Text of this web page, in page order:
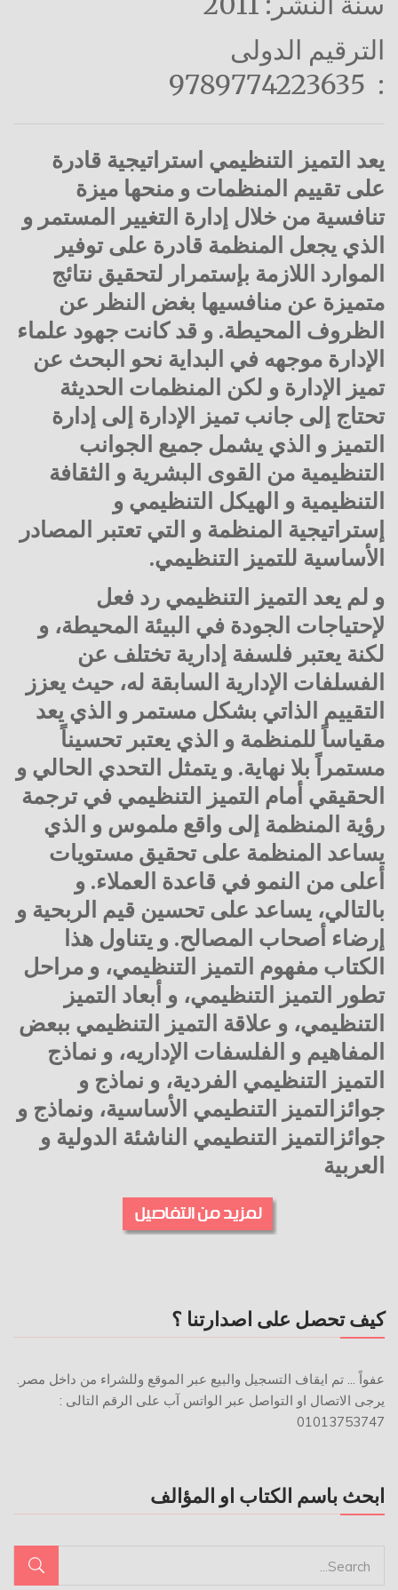
كيف تحصل على اصدارتنا ؟
عفواً ... تم ايقاف التسجيل والبيع عبر الموقع وللشراء من داخل مصر.
يرجى الاتصال او التواصل عبر الواتس آب على الرقم التالى :
01013753747
ابحث باسم الكتاب او المؤالف
الترقيم الدولى
: 9789774223635
يعد التميز التنظيمي استراتيجية قادرة
على تقييم المنظمات و منحها ميزة
تنافسية من خلال إدارة التغيير المستمر و
الذي يجعل المنظمة قادرة على توفير
الموارد اللازمة بإستمرار لتحقيق نتائج
متميزة عن منافسيها بغض النظر عن
الظروف المحيطة. و قد كانت جهود علماء
الإدارة موجهه في البداية نحو البحث عن
تميز الإدارة و لكن المنظمات الحديثة
تحتاج إلى جانب تميز الإدارة إلى إدارة
التميز و الذي يشمل جميع الجوانب
التنظيمية من القوى البشرية و الثقافة
التنظيمية و الهيكل التنظيمي و
إستراتيجية المنظمة و التي تعتبر المصادر
الأساسية للتميز التنظيمي.
و لم يعد التميز التنظيمي رد فعل
لإحتياجات الجودة في البيئة المحيطة، و
لكنة يعتبر فلسفة إدارية تختلف عن
الفسلفات الإدارية السابقة له، حيث يعزز
التقييم الذاتي بشكل مستمر و الذي يعد
مقياساً للمنظمة و الذي يعتبر تحسيناً
مستمراً بلا نهاية. و يتمثل التحدي الحالي و
الحقيقي أمام التميز التنظيمي في ترجمة
رؤية المنظمة إلى واقع ملموس و الذي
يساعد المنظمة على تحقيق مستويات
أعلى من النمو في قاعدة العملاء. و
بالتالي، يساعد على تحسين قيم الربحية و
إرضاء أصحاب المصالح. و يتناول هذا
الكتاب مفهوم التميز التنظيمي، و مراحل
تطور التميز التنظيمي، و أبعاد التميز
التنظيمي، و علاقة التميز التنظيمي ببعض
المفاهيم و الفلسفات الإداريه، و نماذج
التميز التنظيمي الفردية، و نماذج و
جوائزالتميز التنطيمي الأساسية، ونماذج و
جوائزالتميز التنطيمي الناشئة الدولية و
العربية